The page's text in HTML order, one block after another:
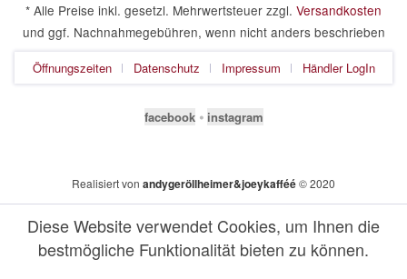
* Alle Preise inkl. gesetzl. Mehrwertsteuer zzgl. Versandkosten
und ggf. Nachnahmegebühren, wenn nicht anders beschrieben
Öffnungszeiten Datenschutz Impressum Händler LogIn
facebook ⦁ instagram
Realisiert von andygeröllheimer&joeykafféé© 2020
Diese Website verwendet Cookies, um Ihnen die
bestmögliche Funktionalität bieten zu können.